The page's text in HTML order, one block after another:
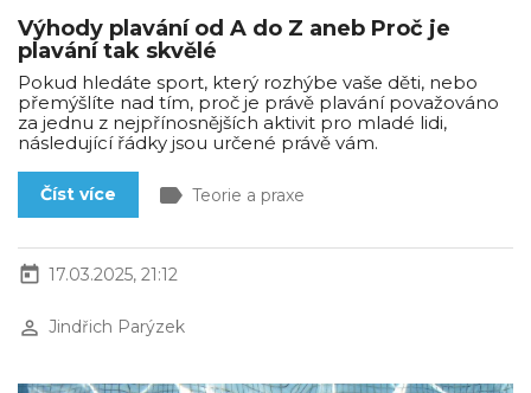
Výhody plavání od A do Z aneb Proč je
plavání tak skvělé
Pokud hledáte sport, který rozhýbe vaše děti, nebo
přemýšlíte nad tím, proč je právě plavání považováno
za jednu z nejpřínosnějších aktivit pro mladé lidi,
následující řádky jsou určené právě vám.
Číst více label Teorie a praxe
today 17.03.2025, 21:12
perm_identity Jindřich Parýzek